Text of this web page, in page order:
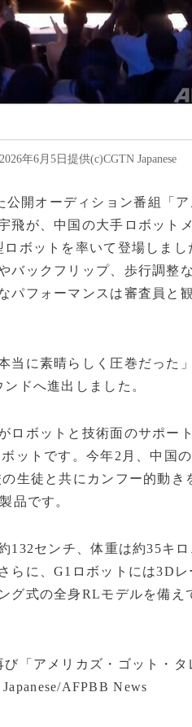
年6月5日提供(c)CGTN Japanese
公開オーディション番組「
飛が、中国の大手ロボット
ボットを率いて登場しまし
バックフリップ、歩行調整
パフォーマンスは審査員と
当に素晴らしく圧巻だった
ドへ進出しました。
ロボットと技術面のサポー
ットです。今年2月、中国
生徒と共にカンフー的動き
品です。
132センチ、体重は約35キ
らに、G1ロボットには3Dレ
グ式の全身RLモデルを備え
「アメリカズ・ゴット・タ
AFPBB News